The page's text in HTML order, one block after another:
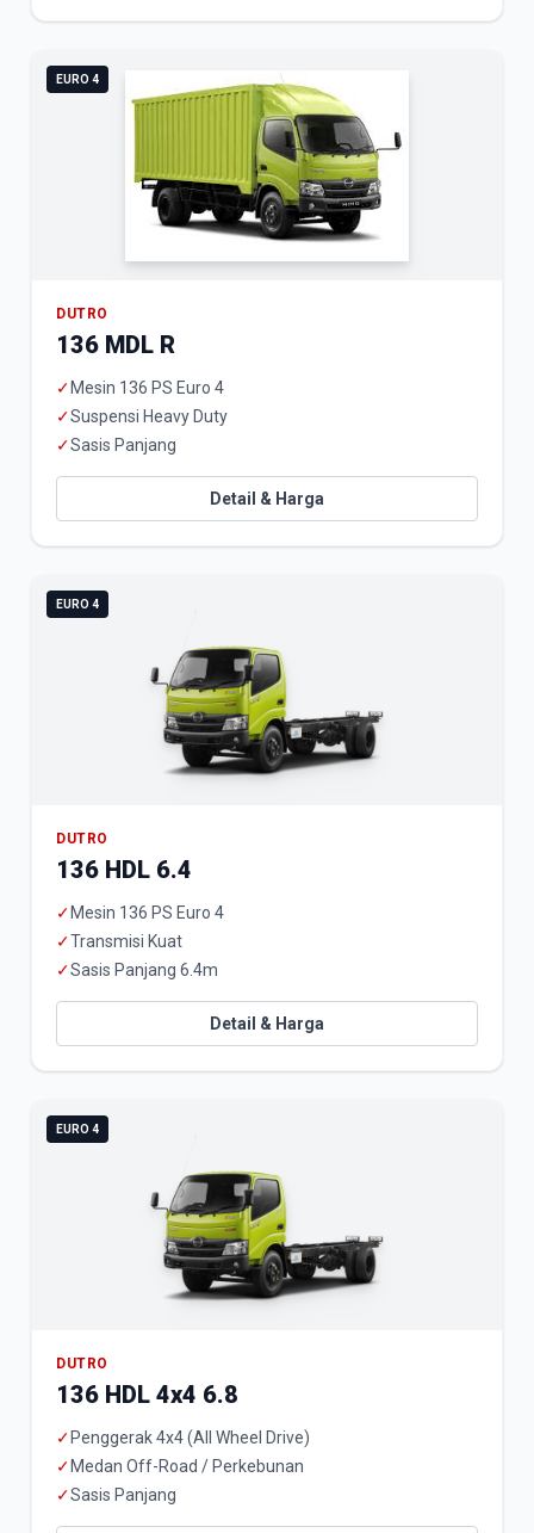
EURO 4
DUTRO
136 MDL R
✓ Mesin 136 PS Euro 4
✓Suspensi Heavy Duty
✓Sasis Panjang
Detail & Harga
EURO 4
DUTRO
136 HDL 6.4
✓ Mesin 136 PS Euro 4
✓Transmisi Kuat
✓Sasis Panjang 6.4m
Detail & Harga
EURO 4
DUTRO
136 HDL 4x4 6.8
✓ Penggerak 4x4 (All Wheel Drive)
✓ Medan Off-Road / Perkebunan
✓Sasis Panjang